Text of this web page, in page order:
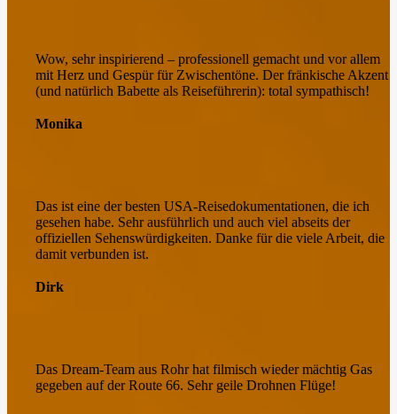
Wow, sehr inspirierend – professionell gemacht und vor allem
mit Herz und Gespür für Zwischentöne. Der fränkische Akzent
(und natürlich Babette als Reiseführerin): total sympathisch!
Monika
Das ist eine der besten USA-Reisedokumentationen, die ich
gesehen habe. Sehr ausführlich und auch viel abseits der
offiziellen Sehenswürdigkeiten. Danke für die viele Arbeit, die
damit verbunden ist.
Dirk
Das Dream-Team aus Rohr hat filmisch wieder mächtig Gas
gegeben auf der Route 66. Sehr geile Drohnen Flüge!